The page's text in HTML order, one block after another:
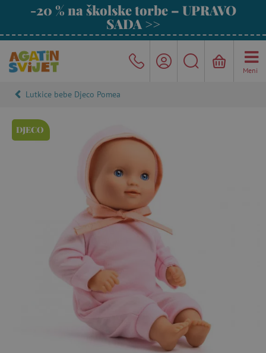
-20 % na školske torbe – UPRAVO
SADA >>
Meni
Lutkice bebe Djeco Pomea
DJECO